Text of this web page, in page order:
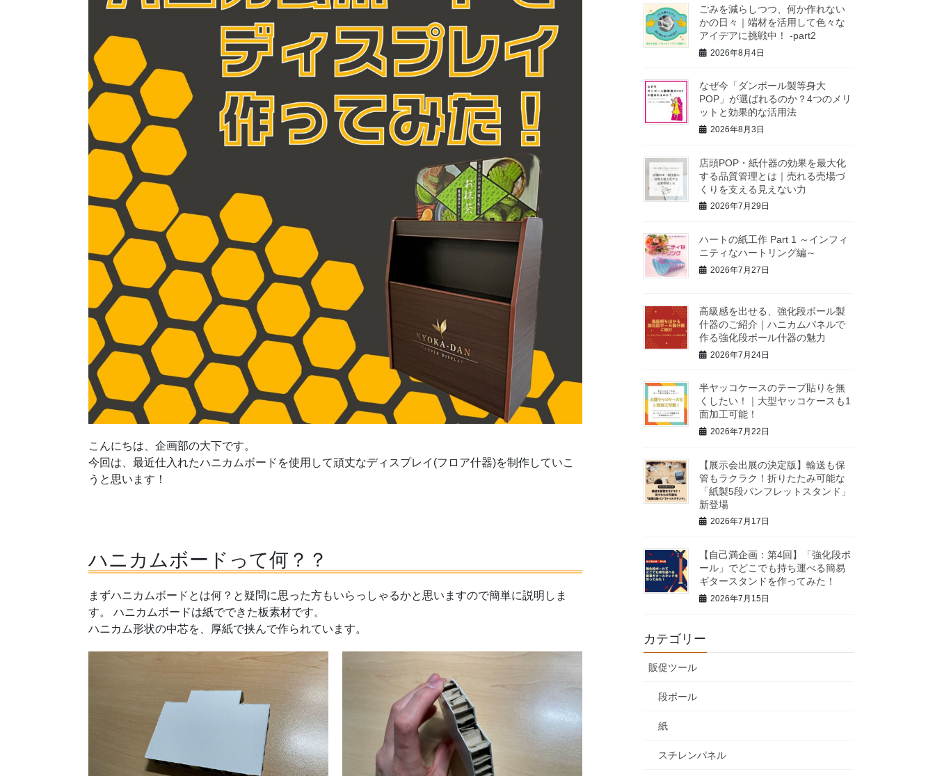
こんにちは、企画部の大下です。
今回は、最近仕入れたハニカムボードを使用して頑丈なディスプレイ(フロア什器)を制作していこ
うと思います！
ハニカムボードって何？？
まずハニカムボードとは何？と疑問に思った方もいらっしゃるかと思いますので簡単に説明しま
す。 ハニカムボードは紙でできた板素材です。
ハニカム形状の中芯を、厚紙で挟んで作られています。
ごみを減らしつつ、何か作れない
かの日々｜端材を活用して色々な
アイデアに挑戦中！ -part2
2026年8月4日
なぜ今「ダンボール製等身大
POP」が選ばれるのか？4つのメリ
ットと効果的な活用法
2026年8月3日
店頭POP・紙什器の効果を最大化
する品質管理とは｜売れる売場づ
くりを支える見えない力
2026年7月29日
ハートの紙工作 Part 1 ～インフィ
ニティなハートリング編～
2026年7月27日
高級感を出せる、強化段ボール製
什器のご紹介｜ハニカムパネルで
作る強化段ボール什器の魅力
2026年7月24日
半ヤッコケースのテープ貼りを無
くしたい！｜大型ヤッコケースも1
面加工可能！
2026年7月22日
【展示会出展の決定版】輸送も保
管もラクラク！折りたたみ可能な
「紙製5段パンフレットスタンド」
新登場
2026年7月17日
【自己満企画：第4回】「強化段ボ
ール」でどこでも持ち運べる簡易
ギタースタンドを作ってみた！
2026年7月15日
カテゴリー
販促ツール
段ボール
紙
スチレンパネル